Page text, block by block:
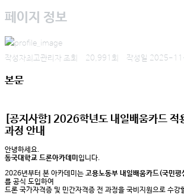
페이지 정보
작성자최고관리자 조회 20,991회 작성일 2025-
본문
[공지사항] 2026학년도 내일배움카드 적
과정 안내
안녕하세요.
동국대학교 드론아카데미 입니다.
2026년부터 본 아카데미는 고용노동부 내일배움카드(국민
를 공식 도입하여
드론 국가자격증 및 민간자격증 전 과정을 국비지원으로 수강